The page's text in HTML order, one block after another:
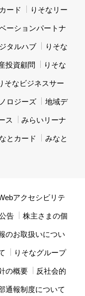
ード りそなリー
ーションパートナ
タルハブ りそな
投資顧問 りそな
そなビジネスサー
ロジーズ 地域デ
ス みらいリーナ
とカード みなと
アクセシビリテ
告 株主さまの個
のお取扱いについ
りそなグループ
の概要 反社会的
通報制度について